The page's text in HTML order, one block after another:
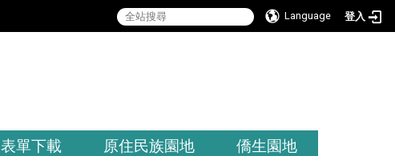
Language 登入
表單下載 原住民族園地 僑生園地